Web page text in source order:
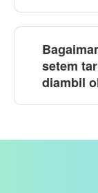
setem
diambil